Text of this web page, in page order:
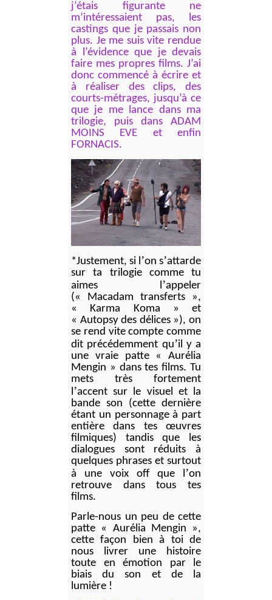
j’étais figurante ne
m’intéressaient pas, les
castings que je passais non
plus. Je me suis vite rendue
à l’évidence que je devais
faire mes propres films. J’ai
donc commencé à écrire et
à réaliser des clips, des
courts-métrages, jusqu’à ce
que je me lance dans ma
trilogie, puis dans ADAM
MOINS EVE et enfin
FORNACIS.
*Justement, si l’on s’attarde
sur ta trilogie comme tu
aimes l’appeler
(« Macadam transferts »,
« Karma Koma » et
« Autopsy des délices »), on
se rend vite compte comme
dit précédemment qu’il y a
une vraie patte « Aurélia
Mengin » dans tes films. Tu
mets très fortement
l’accent sur le visuel et la
bande son (cette dernière
étant un personnage à part
entière dans tes œuvres
filmiques) tandis que les
dialogues sont réduits à
quelques phrases et surtout
à une voix off que l’on
retrouve dans tous tes
films.
Parle-nous un peu de cette
patte « Aurélia Mengin »,
cette façon bien à toi de
nous livrer une histoire
toute en émotion par le
biais du son et de la
lumière !